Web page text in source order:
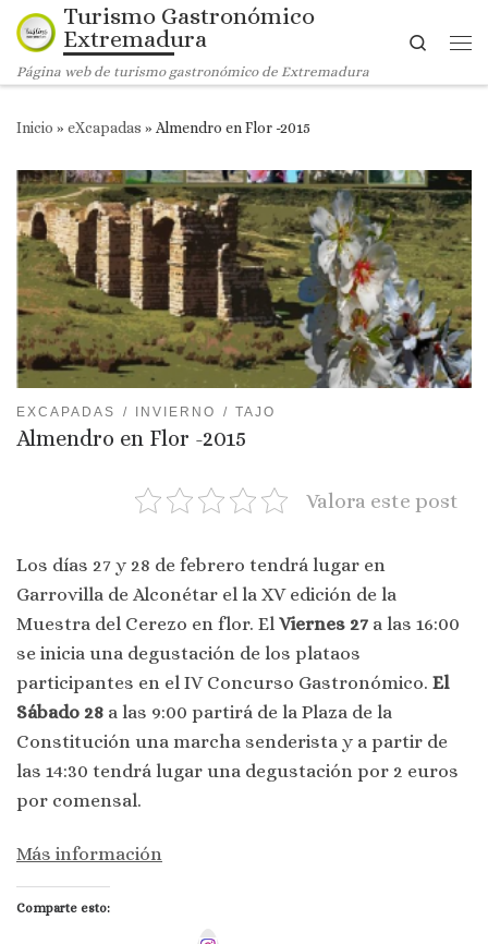
Saltar al contenido
Turismo Gastronómico
Extremadura
Página web de turismo gastronómico de Extremadura
Search
Inicio » eXcapadas » Almendro en Flor -2015
EXCAPADAS INVIERNO TAJO
Almendro en Flor -2015
Valora este post
Los días 27 y 28 de febrero tendrá lugar en
Garrovilla de Alconétar el la XV edición de la
Muestra del Cerezo en flor. El Viernes 27 a las 16:00
se inicia una degustación de los plataos
participantes en el IV Concurso Gastronómico. El
Sábado 28 a las 9:00 partirá de la Plaza de la
Constitución una marcha senderista y a partir de
las 14:30 tendrá lugar una degustación por 2 euros
por comensal.
Más información
Comparte esto: